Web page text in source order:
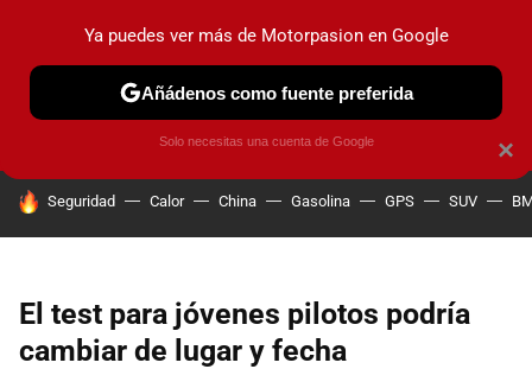
PRUEBAS COCHES ELÉCTRICOS OBSERVATORIO
HOY SE HABLA DE
Seguridad Calor China Gasolina GPS SUV
El test para jóvenes pilotos podría
cambiar de lugar y fecha
×
Ya puedes ver más de Motorpasion en Google
Añádenos como fuente preferida
Solo necesitas una cuenta de Google